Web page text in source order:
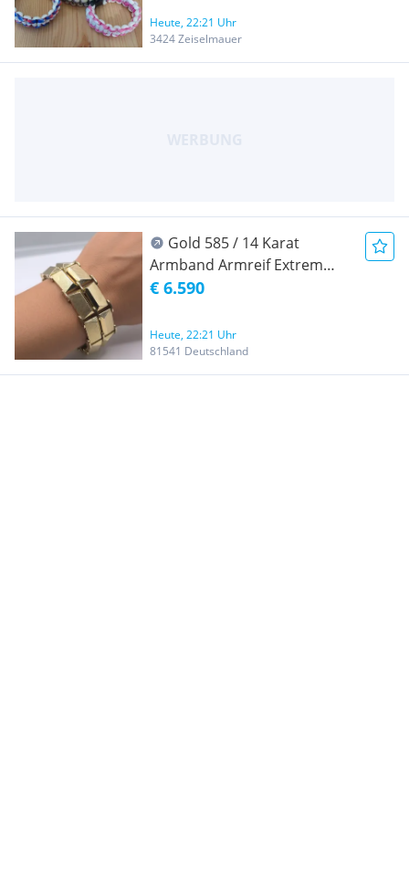
Heute, 22:21 Uhr
3424 Zeiselmauer
Gold 585 / 14 Karat
Armband Armreif Extrem
Breit Massiv Investition
€ 6.590
Heute, 22:21 Uhr
81541 Deutschland